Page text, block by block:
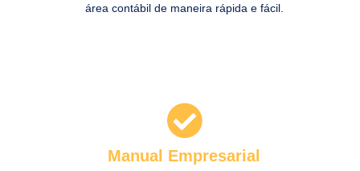
área contábil de maneira rápida e fácil.
Manual Empresarial